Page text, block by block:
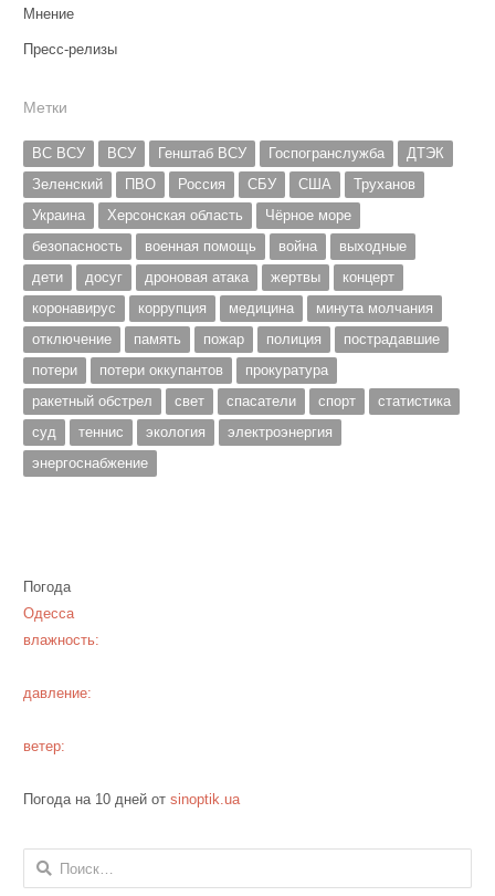
Мнение
Пресс-релизы
Метки
ВС ВСУ ВСУ Генштаб ВСУ Госпогранслужба
ДТЭК
Зеленский
ПВО Россия СБУ США
Труханов
Украина
Херсонская область
Чёрное море
безопасность
военная помощь война
выходные
дети
досуг дроновая атака жертвы
концерт
коронавирус
коррупция медицина
минута молчания
отключение
память пожар полиция
пострадавшие
потери
потери оккупантов
прокуратура
ракетный обстрел
свет спасатели спорт
статистика
суд
теннис экология
электроэнергия
энергоснабжение
Погода
Одесса
влажность:
давление:
ветер:
Погода на 10 дней от sinoptik.ua
Найти: